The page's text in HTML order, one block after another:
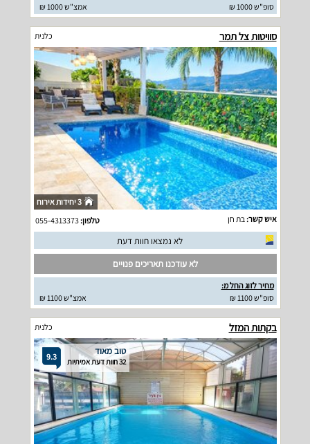
סופ"ש 1000 ₪
אמצ"ש 1000 ₪
סוויטות צל תמר כלנית
3 יחידות אירוח
איש קשר:בת חן טלפון:055-4313373
לא נמצאו חוות דעת
לא עודכנו תאריכים פנויים
מחיר לזוג החל מ:
סופ"ש 1100 ₪
אמצ"ש 1100 ₪
בקתות המזל כלנית
9.3 טוב מאוד
32 חוות דעת אמיתיות